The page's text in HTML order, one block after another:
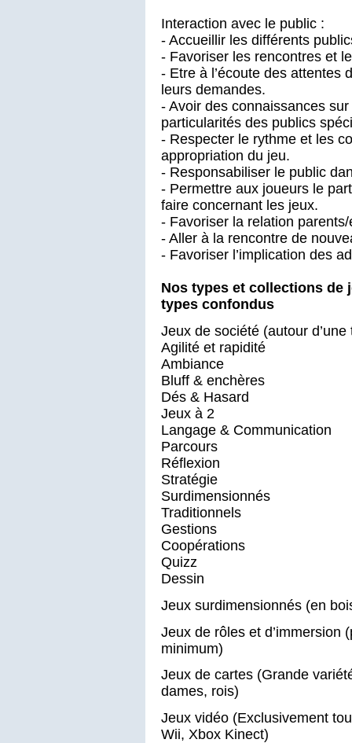
Interaction avec le public :
- Accueillir les différents
- Favoriser les rencontres et
- Etre à l’écoute des attentes
leurs demandes.
- Avoir des connaissances
particularités des publics
- Respecter le rythme et les
appropriation du jeu.
- Responsabiliser le public
- Permettre aux joueurs le
faire concernant les jeux.
- Favoriser la relation
- Aller à la rencontre de
- Favoriser l’implication des
Nos types et collections de
types confondus
Jeux de société (autour
Agilité et rapidité
Ambiance
Bluff & enchères
Dés & Hasard
Jeux à 2
Langage & Communication
Parcours
Réflexion
Stratégie
Surdimensionnés
Traditionnels
Gestions
Coopérations
Quizz
Dessin
Jeux surdimensionnés (en
Jeux de rôles et d’immersion
minimum)
Jeux de cartes (Grande
dames, rois)
Jeux vidéo (Exclusivement
Wii, Xbox Kinect)